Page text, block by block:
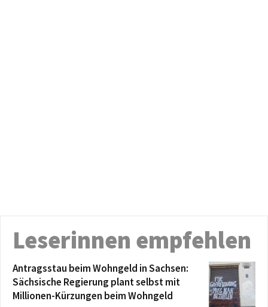
Leserinnen empfehlen
Antragsstau beim Wohngeld in Sachsen:
Sächsische Regierung plant selbst mit
Millionen-Kürzungen beim Wohngeld